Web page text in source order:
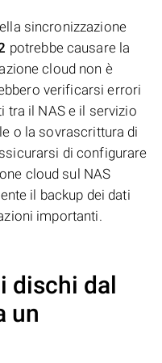
sincronizzazione
potrebbe causare la
cloud non è
verificarsi errori
tra il NAS e il servizio
o la sovrascrittura di
di configurare
cloud sul NAS
il backup dei dati
importanti.
dischi dal
un